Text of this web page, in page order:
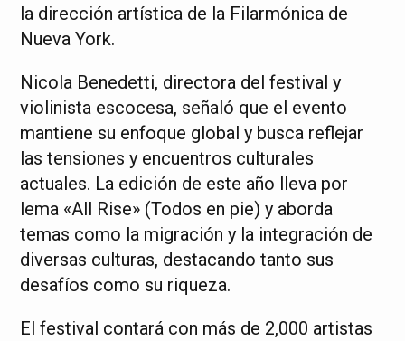
la dirección artística de la Filarmónica de
Nueva York.
Nicola Benedetti, directora del festival y
violinista escocesa, señaló que el evento
mantiene su enfoque global y busca reflejar
las tensiones y encuentros culturales
actuales. La edición de este año lleva por
lema «All Rise» (Todos en pie) y aborda
temas como la migración y la integración de
diversas culturas, destacando tanto sus
desafíos como su riqueza.
El festival contará con más de 2,000 artistas